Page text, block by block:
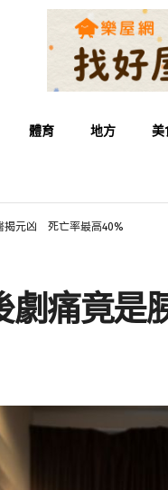
體育 地方 美
揭元凶 死亡率最高40%
劇痛竟